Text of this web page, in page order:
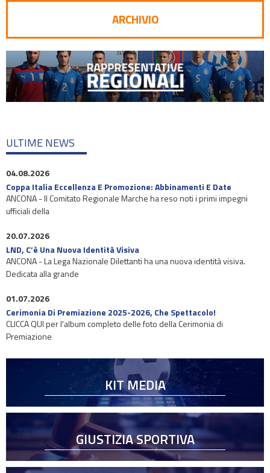
ARCHIVIO
ULTIME NEWS
04.08.2026
Coppa Italia Eccellenza E Promozione: Abbinamenti E Date
ANCONA - Il Comitato Regionale Marche ha reso noti i primi impegni
ufficiali della
20.07.2026
LND, C’è Una Nuova Identità Visiva
ANCONA - La Lega Nazionale Dilettanti ha una nuova identità visiva.
Dedicata alla grande
01.07.2026
Cerimonia Di Premiazione 2025-2026, Che Spettacolo!
CLICCA QUI per l'album completo delle foto della Cerimonia di
Premiazione
KIT MEDIA
GIUSTIZIA SPORTIVA